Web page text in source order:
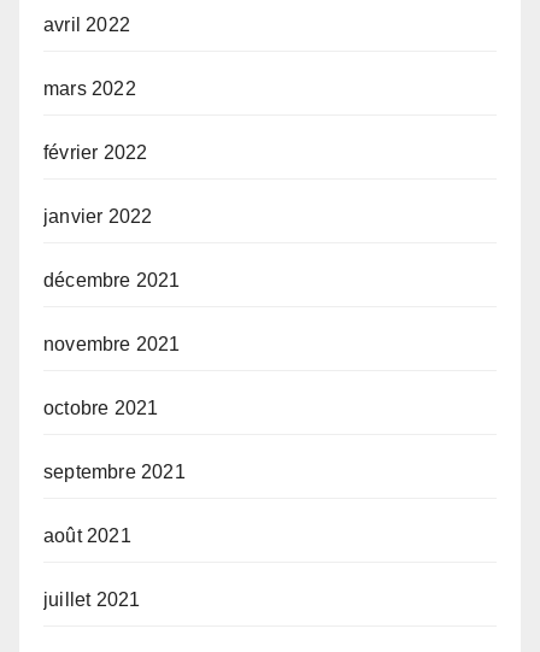
avril 2022
mars 2022
février 2022
janvier 2022
décembre 2021
novembre 2021
octobre 2021
septembre 2021
août 2021
juillet 2021